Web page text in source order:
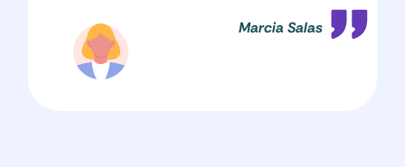
Marcia Salas